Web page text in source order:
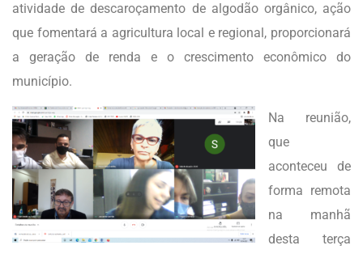
atividade de descaroçamento de algodão orgânico, ação
que fomentará a agricultura local e regional, proporcionará
a geração de renda e o crescimento econômico do
município.
Na reunião,
que
aconteceu de
forma remota
na manhã
desta terça